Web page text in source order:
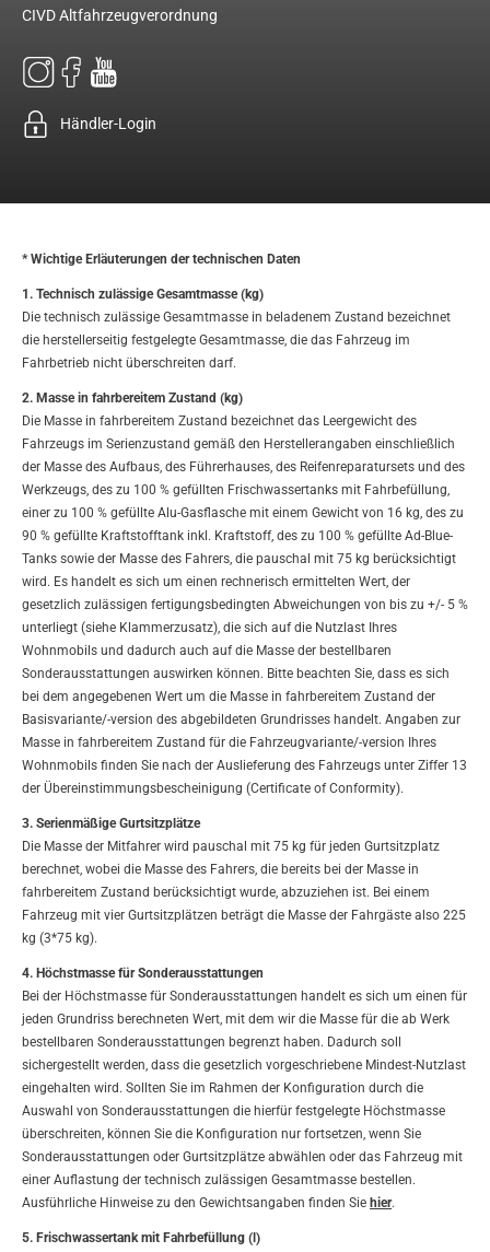
CIVD Altfahrzeugverordnung
Händler-Login
* Wichtige Erläuterungen der technischen Daten
1. Technisch zulässige Gesamtmasse (kg)
Die technisch zulässige Gesamtmasse in beladenem Zustand bezeichnet
die herstellerseitig festgelegte Gesamtmasse, die das Fahrzeug im
Fahrbetrieb nicht überschreiten darf.
2. Masse in fahrbereitem Zustand (kg)
Die Masse in fahrbereitem Zustand bezeichnet das Leergewicht des
Fahrzeugs im Serienzustand gemäß den Herstellerangaben einschließlich
der Masse des Aufbaus, des Führerhauses, des Reifenreparatursets und des
Werkzeugs, des zu 100 % gefüllten Frischwassertanks mit Fahrbefüllung,
einer zu 100 % gefüllte Alu-Gasflasche mit einem Gewicht von 16 kg, des zu
90 % gefüllte Kraftstofftank inkl. Kraftstoff, des zu 100 % gefüllte Ad-Blue-
Tanks sowie der Masse des Fahrers, die pauschal mit 75 kg berücksichtigt
wird. Es handelt es sich um einen rechnerisch ermittelten Wert, der
gesetzlich zulässigen fertigungsbedingten Abweichungen von bis zu +/- 5 %
unterliegt (siehe Klammerzusatz), die sich auf die Nutzlast Ihres
Wohnmobils und dadurch auch auf die Masse der bestellbaren
Sonderausstattungen auswirken können. Bitte beachten Sie, dass es sich
bei dem angegebenen Wert um die Masse in fahrbereitem Zustand der
Basisvariante/-version des abgebildeten Grundrisses handelt. Angaben zur
Masse in fahrbereitem Zustand für die Fahrzeugvariante/-version Ihres
Wohnmobils finden Sie nach der Auslieferung des Fahrzeugs unter Ziffer 13
der Übereinstimmungsbescheinigung (Certificate of Conformity).
3. Serienmäßige Gurtsitzplätze
Die Masse der Mitfahrer wird pauschal mit 75 kg für jeden Gurtsitzplatz
berechnet, wobei die Masse des Fahrers, die bereits bei der Masse in
fahrbereitem Zustand berücksichtigt wurde, abzuziehen ist. Bei einem
Fahrzeug mit vier Gurtsitzplätzen beträgt die Masse der Fahrgäste also 225
kg (3*75 kg).
4. Höchstmasse für Sonderausstattungen
Bei der Höchstmasse für Sonderausstattungen handelt es sich um einen für
jeden Grundriss berechneten Wert, mit dem wir die Masse für die ab Werk
bestellbaren Sonderausstattungen begrenzt haben. Dadurch soll
sichergestellt werden, dass die gesetzlich vorgeschriebene Mindest-Nutzlast
eingehalten wird. Sollten Sie im Rahmen der Konfiguration durch die
Auswahl von Sonderausstattungen die hierfür festgelegte Höchstmasse
überschreiten, können Sie die Konfiguration nur fortsetzen, wenn Sie
Sonderausstattungen oder Gurtsitzplätze abwählen oder das Fahrzeug mit
einer Auflastung der technisch zulässigen Gesamtmasse bestellen.
Ausführliche Hinweise zu den Gewichtsangaben finden Sie hier.
5. Frischwassertank mit Fahrbefüllung (l)